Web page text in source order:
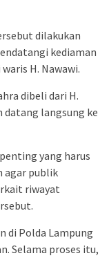
dilakukan
kediaman
H. Nawawi.
dibeli dari H.
datang langsung ke
yang harus
agar publik
riwayat
di Polda Lampung
Selama proses itu,